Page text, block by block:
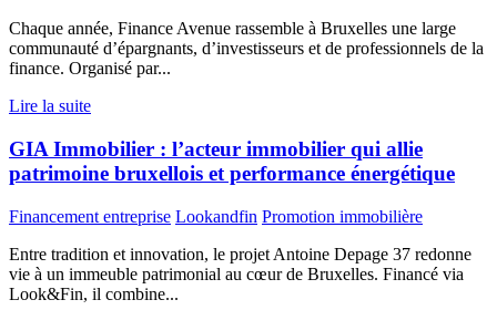
Chaque année, Finance Avenue rassemble à Bruxelles une large
communauté d’épargnants, d’investisseurs et de professionnels de la
finance. Organisé par...
Lire la suite
GIA Immobilier : l’acteur immobilier qui allie
patrimoine bruxellois et performance énergétique
Financement entreprise Lookandfin Promotion immobilière
Entre tradition et innovation, le projet Antoine Depage 37 redonne
vie à un immeuble patrimonial au cœur de Bruxelles. Financé via
Look&Fin, il combine...